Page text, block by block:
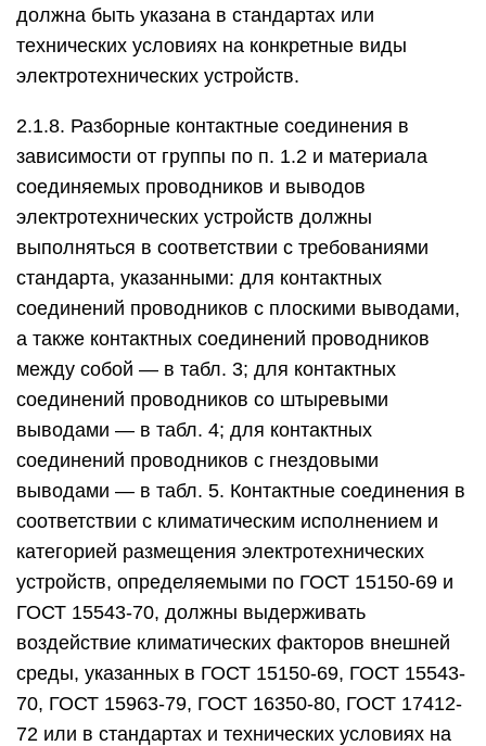
должна быть указана в стандартах или
технических условиях на конкретные виды
электротехнических устройств.
2.1.8. Разборные контактные соединения в
зависимости от группы по п. 1.2 и материала
соединяемых проводников и выводов
электротехнических устройств должны
выполняться в соответствии с требованиями
стандарта, указанными: для контактных
соединений проводников с плоскими выводами,
а также контактных соединений проводников
между собой — в табл. 3; для контактных
соединений проводников со штыревыми
выводами — в табл. 4; для контактных
соединений проводников с гнездовыми
выводами — в табл. 5. Контактные соединения в
соответствии с климатическим исполнением и
категорией размещения электротехнических
устройств, определяемыми по ГОСТ 15150-69 и
ГОСТ 15543-70, должны выдерживать
воздействие климатических факторов внешней
среды, указанных в ГОСТ 15150-69, ГОСТ 15543-
70, ГОСТ 15963-79, ГОСТ 16350-80, ГОСТ 17412-
72 или в стандартах и технических условиях на